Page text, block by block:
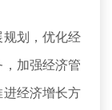
划，优化经
加强经济管
经济增长方